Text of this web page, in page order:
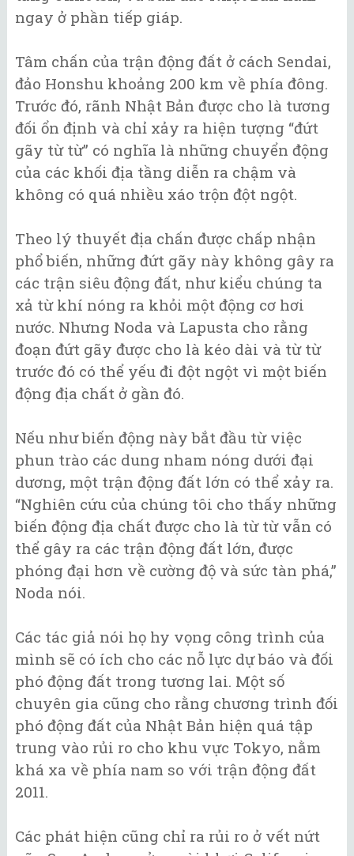
ngay ở phần tiếp giáp.
Tâm chấn của trận động đất ở cách Sendai,
đảo Honshu khoảng 200 km về phía đông.
Trước đó, rãnh Nhật Bản được cho là tương
đối ổn định và chỉ xảy ra hiện tượng “đứt
gãy từ từ” có nghĩa là những chuyển động
của các khối địa tầng diễn ra chậm và
không có quá nhiều xáo trộn đột ngột.
Theo lý thuyết địa chấn được chấp nhận
phổ biến, những đứt gãy này không gây ra
các trận siêu động đất, như kiểu chúng ta
xả từ khí nóng ra khỏi một động cơ hơi
nước. Nhưng Noda và Lapusta cho rằng
đoạn đứt gãy được cho là kéo dài và từ từ
trước đó có thể yếu đi đột ngột vì một biến
động địa chất ở gần đó.
Nếu như biến động này bắt đầu từ việc
phun trào các dung nham nóng dưới đại
dương, một trận động đất lớn có thể xảy ra.
“Nghiên cứu của chúng tôi cho thấy những
biến động địa chất được cho là từ từ vẫn có
thể gây ra các trận động đất lớn, được
phóng đại hơn về cường độ và sức tàn phá,”
Noda nói.
Các tác giả nói họ hy vọng công trình của
mình sẽ có ích cho các nỗ lực dự báo và đối
phó động đất trong tương lai. Một số
chuyên gia cũng cho rằng chương trình đối
phó động đất của Nhật Bản hiện quá tập
trung vào rủi ro cho khu vực Tokyo, nằm
khá xa về phía nam so với trận động đất
2011.
Các phát hiện cũng chỉ ra rủi ro ở vết nứt